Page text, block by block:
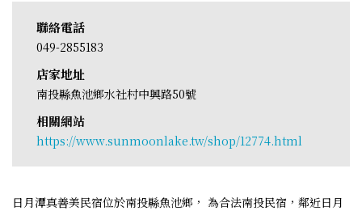
聯絡電話
049-2855183
店家地址
南投縣魚池鄉水社村中興路50號
相關網站
https://www.sunmoonlake.tw/shop/12774.html
日月潭真善美民宿位於南投縣魚池鄉， 為合法南投民宿，鄰近日月